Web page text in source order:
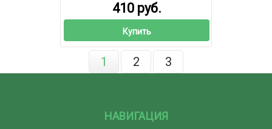
410 руб.
Купить
1 2 3
НАВИГАЦИЯ